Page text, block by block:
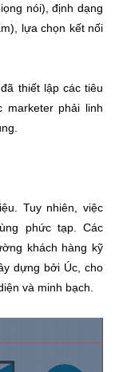
nói), định dạng
lựa chọn kết nối
thiết lập các tiêu
marketer phải linh
Tuy nhiên, việc
phức tạp. Các
khách hàng kỹ
dựng bởi Úc, cho
và minh bạch.